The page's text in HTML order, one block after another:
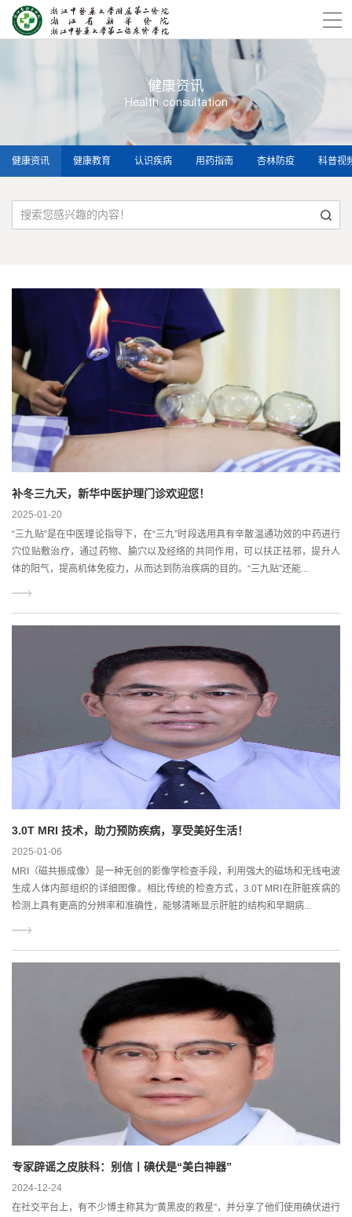
健康资讯
Health consultation
健康资讯 健康教育 认识疾病 用药指南 杏林防疫 科普视
补冬三九天，新华中医护理门诊欢迎您！
2025-01-20
“三九贴”是在中医理论指导下，在“三九”时段选用具有辛散温通功效的中药进行
穴位贴敷治疗，通过药物、腧穴以及经络的共同作用，可以扶正祛邪，提升人
体的阳气，提高机体免疫力，从而达到防治疾病的目的。“三九贴”还能...
3.0T MRI 技术，助力预防疾病，享受美好生活！
2025-01-06
MRI（磁共振成像）是一种无创的影像学检查手段，利用强大的磁场和无线电波
生成人体内部组织的详细图像。相比传统的检查方式，3.0T MRI在肝脏疾病的
检测上具有更高的分辨率和准确性，能够清晰显示肝脏的结构和早期病...
专家辟谣之皮肤科：别信丨碘伏是“美白神器”
2024-12-24
在社交平台上，有不少博主称其为“黄黑皮的救星”，并分享了他们使用碘伏进行